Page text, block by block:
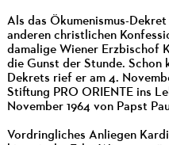
Als das Ökumenismus-
anderen christlichen
damalige Wiener Erzbischof
die Gunst der Stunde. Schon
Dekrets rief er am 4.
Stiftung PRO ORIENTE ins
November 1964 von Papst
Vordringliches Anliegen